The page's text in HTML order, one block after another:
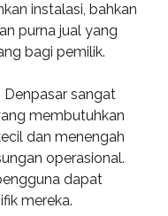
instalasi, bahkan
purna jual yang
bagi pemilik.
Denpasar sangat
membutuhkan
dan menengah
operasional.
dapat
mereka.